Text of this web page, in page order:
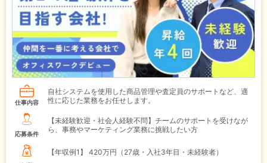
仕事内容
自社システムを使用した商品管理や査定員のサポートなど、適
性に応じた業務をお任せします。
応募条件
【未経験歓迎・社会人経験不問】チームのサポートを受けなが
ら、事務やマーケティング業務に挑戦したい方
【年収例1】 420万円（27歳・入社3年目・未経験者）